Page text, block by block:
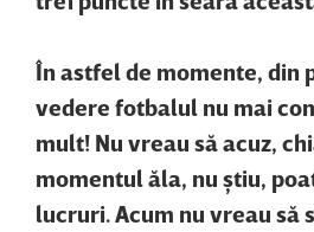
În astfel de momente, din
vedere fotbalul nu mai
mult! Nu vreau să acuz,
momentul ăla, nu ştiu,
lucruri. Acum nu vreau să